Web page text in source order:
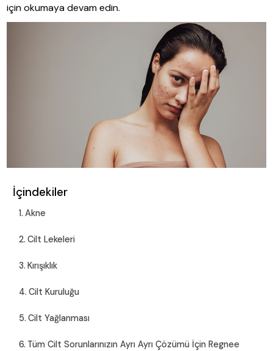
için okumaya devam edin.
İçindekiler
Akne
Cilt Lekeleri
Kırışıklık
Cilt Kuruluğu
Cilt Yağlanması
Tüm Cilt Sorunlarınızın Ayrı Ayrı Çözümü İçin Regnee